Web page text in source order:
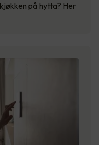
på hytta? Her